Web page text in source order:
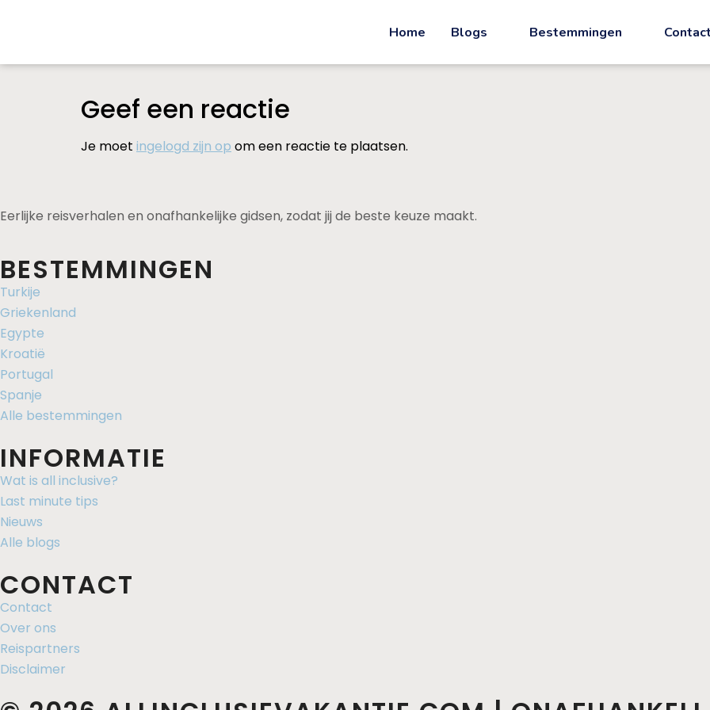
Home Blogs Bestemmingen
Geef een reactie
Je moet ingelogd zijn op om een reactie te plaatsen.
Eerlijke reisverhalen en onafhankelijke gidsen, zodat jij de beste keuze maakt.
BESTEMMINGEN
Turkije
Griekenland
Egypte
Kroatië
Portugal
Spanje
Alle bestemmingen
INFORMATIE
Wat is all inclusive?
Last minute tips
Nieuws
Alle blogs
CONTACT
Contact
Over ons
Reispartners
Disclaimer